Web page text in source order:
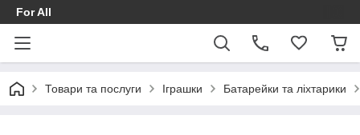
For All
Товари та послуги Іграшки Батарейки та ліхтарики